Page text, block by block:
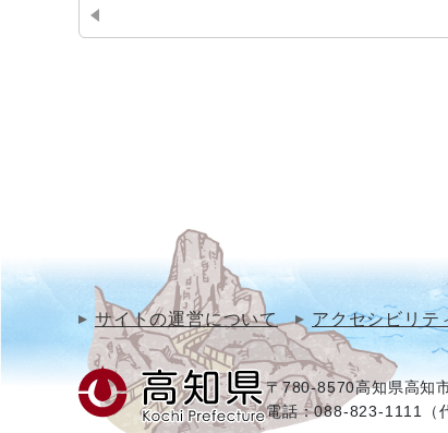
サイトの運営について アクセシビリテ
〒780-8570高知県高知
電話：088-823-1111（